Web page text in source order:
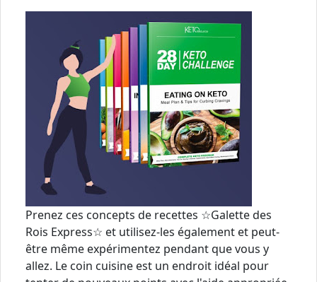
Prenez ces concepts de recettes ☆Galette des
Rois Express☆ et utilisez-les également et peut-
être même expérimentez pendant que vous y
allez. Le coin cuisine est un endroit idéal pour